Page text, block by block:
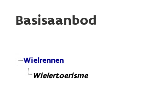
Basisaanbod
Wielrennen
Wielertoerisme